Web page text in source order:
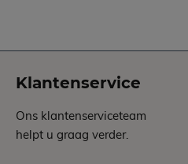
Klantenservice
Ons klantenserviceteam
helpt u graag verder.